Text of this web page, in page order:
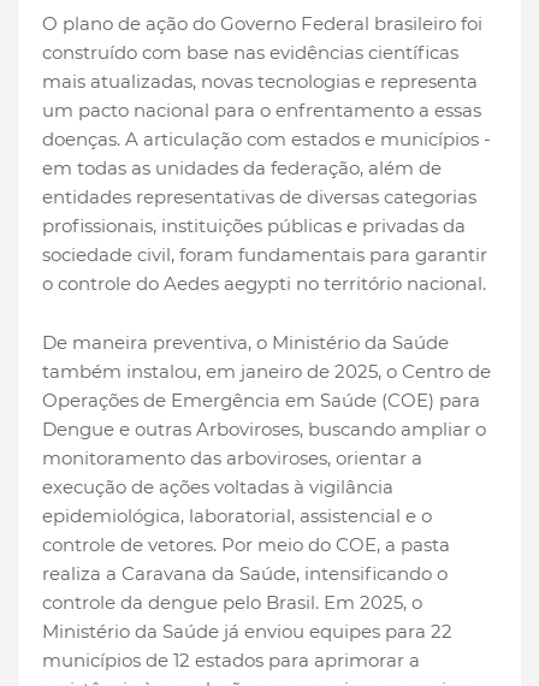
O plano de ação do Governo Federal brasileiro foi
construído com base nas evidências científicas
mais atualizadas, novas tecnologias e representa
um pacto nacional para o enfrentamento a essas
doenças. A articulação com estados e municípios -
em todas as unidades da federação, além de
entidades representativas de diversas categorias
profissionais, instituições públicas e privadas da
sociedade civil, foram fundamentais para garantir
o controle do Aedes aegypti no território nacional.
De maneira preventiva, o Ministério da Saúde
também instalou, em janeiro de 2025, o Centro de
Operações de Emergência em Saúde (COE) para
Dengue e outras Arboviroses, buscando ampliar o
monitoramento das arboviroses, orientar a
execução de ações voltadas à vigilância
epidemiológica, laboratorial, assistencial e o
controle de vetores. Por meio do COE, a pasta
realiza a Caravana da Saúde, intensificando o
controle da dengue pelo Brasil. Em 2025, o
Ministério da Saúde já enviou equipes para 22
municípios de 12 estados para aprimorar a